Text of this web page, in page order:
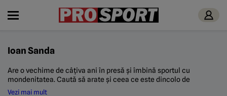
Ioan Sanda
Are o vechime de câțiva ani în presă și îmbină sportul cu
mondenitatea. Caută să arate și ceea ce este dincolo de
performanța de pe teren. E în echipa ProSport din vara lui 2025.
Vezi mai mult